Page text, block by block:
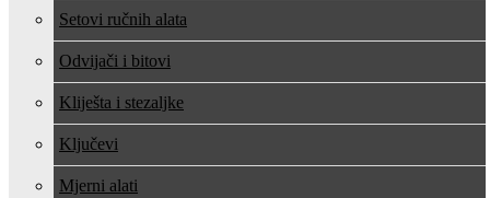
Setovi ručnih alata
Odvijači i bitovi
Kliješta i stezaljke
Ključevi
Mjerni alati